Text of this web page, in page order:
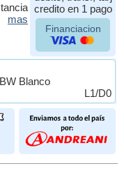
mas
credito en 1 pago
Financiacion
Blanco
L1/D0